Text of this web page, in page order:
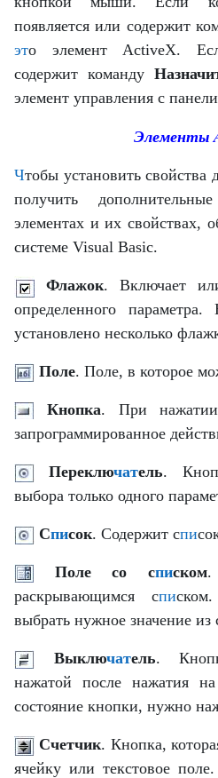
появляется или содержит
это элемент ActiveX.
содержит команду
элемент управления с
Элементы
Чтобы установить
получить
элементах и их свойствах,
системе Visual Basic.
Флажок. Включает
определенного
установлено несколько
Поле. Поле, в которое
Кнопка. При нажатии
запрограммированное
Переключатель.
выбора только одного
Список. Содержит спи
Поле со списком.
раскрывающимся спи
выбрать нужное значение из
Выключатель.
нажатой после нажатия
состояние кнопки, нужно
Счетчик. Кнопка,
ячейку или текстовое